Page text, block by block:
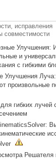
исправления
совместимости
Улучшения:
и
с гибкими
Улучшения
произвольные
гибких лучей
Решателя